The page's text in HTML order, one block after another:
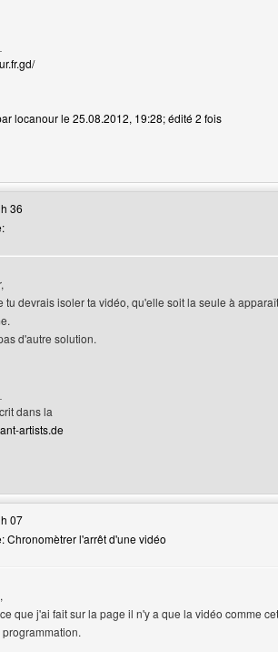
locanour le 25.08.2012, 19:28; édité 2 fois
de l'utilisateur: locanour
36
tu devrais isoler ta vidéo, qu'elle soit la seule à
d'autre solution.
dans la
artists.de
de l'utilisateur: lsdreams
07
Chronomètrer l'arrêt d'une vidéo
que j'ai fait sur la page il n'y a que la vidéo comme